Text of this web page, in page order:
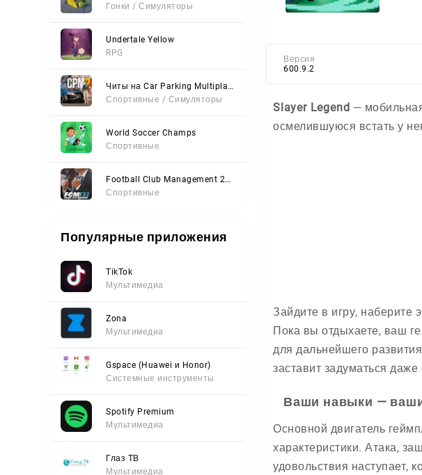
Гонки / Симуляторы
Undertale Yellow
RPG
Читы на Car Parking Multiplayer 2 (Все открыто, Мод-Меню)
Спортивные / Симуляторы
World Soccer Champs
Спортивные
Football Club Management 2023
Спортивные
Популярные приложения
TikTok
Мультимедиа
Zona
Мультимедиа
Gspace (Huawei и Honor)
Системные инструменты
Spotify Premium
Мультимедиа
Глаз ТВ
Мультимедиа
Версия
600.9.2
Slayer Legend —
осмелившуюся встать у
Зайдите в игру,
Пока вы отдыхаете, ваш
для дальнейшего
заставит задуматься
Ваши навыки —
Основной двигатель
характеристики. Атака,
удовольствия наступает,